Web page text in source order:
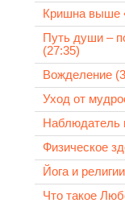
Кришна выше
Путь души –
(27:35)
Вожделение
Уход от
Наблюдатель
Физическое
Йога и
Что такое